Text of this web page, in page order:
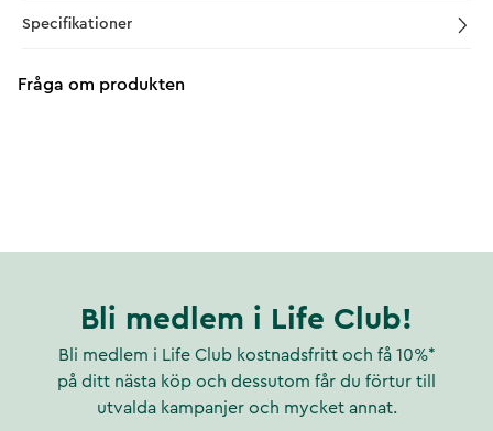
Specifikationer
Fråga om produkten
Bli medlem i Life Club!
Bli medlem i Life Club kostnadsfritt och få 10%*
på ditt nästa köp och dessutom får du förtur till
utvalda kampanjer och mycket annat.